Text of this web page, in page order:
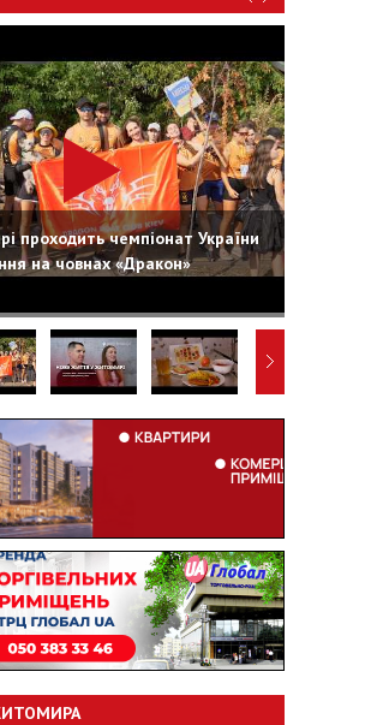
проходить чемпіонат України
на човнах «Дракон»